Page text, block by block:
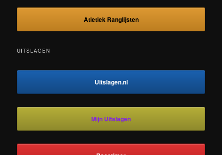
Atletiek Ranglijsten
UITSLAGEN
Uitslagen.nl
Mijn Uitslagen